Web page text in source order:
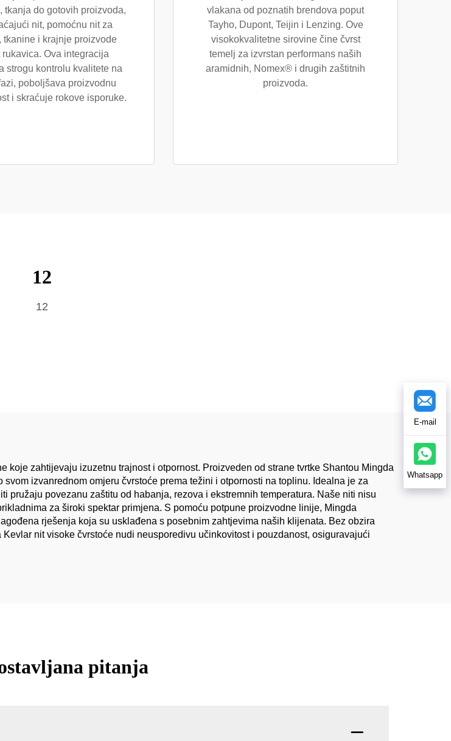
tkanja do gotovih proizvoda,
nit, pomoćnu nit za
tkanine i krajnje proizvode
rukavica. Ova integracija
strogu kontrolu kvalitete na
poboljšava proizvodnu
i skraćuje rokove isporuke.
vlakana od poznatih brendova poput
Tayho, Dupont, Teijin i Lenzing. Ove
visokokvalitetne sirovine čine čvrst
temelj za izvrstan performans naših
aramidnih, Nomex® i drugih zaštitnih
proizvoda.
12
12
zahtijevaju izuzetnu trajnost i otpornost. Proizveden od strane tvrtke Shantou Mingda
izvanrednom omjeru čvrstoće prema težini i otpornosti na toplinu. Idealna je za
povezanu zaštitu od habanja, rezova i ekstremnih temperatura. Naše niti nisu
za široki spektar primjena. S pomoću potpune proizvodne linije, Mingda
rješenja koja su usklađena s posebnim zahtjevima naših klijenata. Bez obzira
nit visoke čvrstoće nudi neusporedivu učinkovitost i pouzdanost, osiguravajući
pitanja
E-mail
Whatsapp